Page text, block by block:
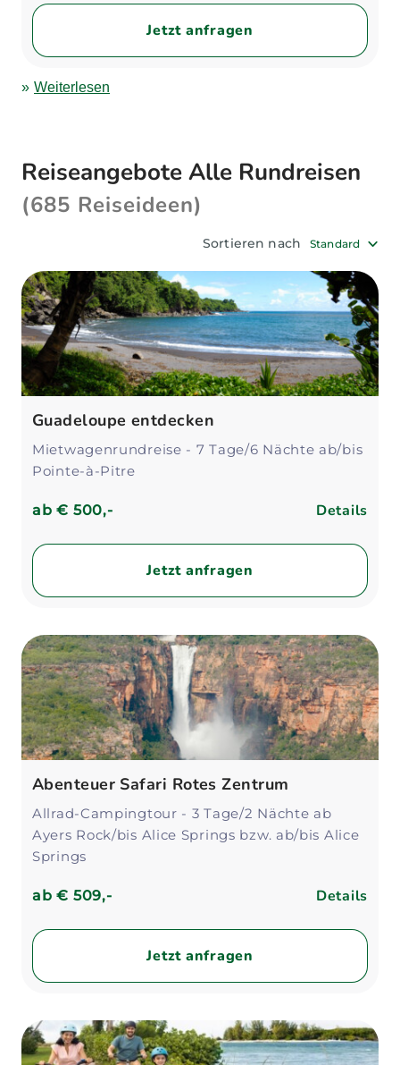
Jetzt anfragen
Weiterlesen
Reiseangebote Alle Rundreisen
(685 Reiseideen)
Sortieren nach Standard
Guadeloupe entdecken
Mietwagenrundreise - 7 Tage/6 Nächte ab/bis
Pointe-à-Pitre
ab€ 500,- Details
Jetzt anfragen
Abenteuer Safari Rotes Zentrum
Allrad-Campingtour - 3 Tage/2 Nächte ab
Ayers Rock/bis Alice Springs bzw. ab/bis Alice
Springs
ab€ 509,- Details
Jetzt anfragen